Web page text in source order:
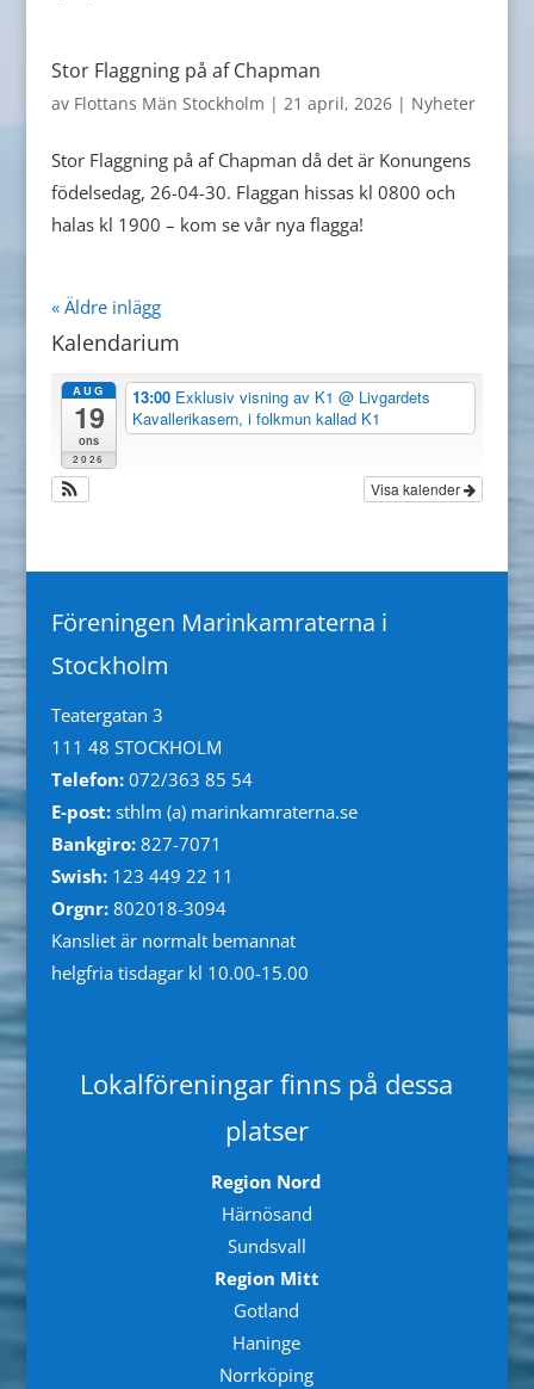
Stor Flaggning på af Chapman
av Flottans Män Stockholm | 21 april, 2026| Nyheter
Stor Flaggning på af Chapman då det är Konungens
födelsedag, 26-04-30. Flaggan hissas kl 0800 och
halas kl 1900 – kom se vår nya flagga!
« Äldre inlägg
Kalendarium
AUG
19
ons
2026
13:00 Exklusiv visning av K1@ Livgardets
Kavallerikasern, i folkmun kallad K1
Visa kalender
Föreningen Marinkamraterna i
Stockholm
Teatergatan 3
111 48 STOCKHOLM
Telefon: 072/363 85 54
E-post:sthlm (a) marinkamraterna.se
Bankgiro:827-7071
Swish:123 449 22 11
Orgnr: 802018-3094
Kansliet är normalt bemannat
helgfria tisdagar kl 10.00-15.00
Lokalföreningar finns på dessa
platser
Region Nord
Härnösand
Sundsvall
Region Mitt
Gotland
Haninge
Norrköping